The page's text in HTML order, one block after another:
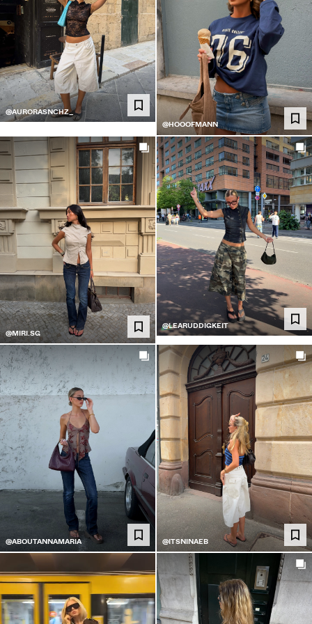
@AURORASNCHZ_
@HOOOFMANN
@MIRI.SG
@LEARUDDIGKEIT
@ABOUTANNAMARIA @ITSNINAEB